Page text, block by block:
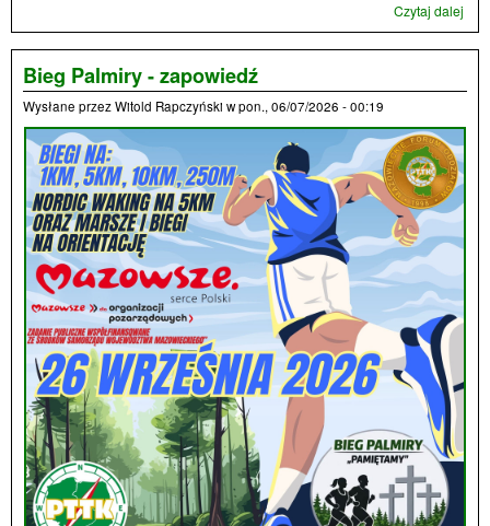
Czytaj dalej
Bieg Palmiry - zapowiedź
Wysłane przezWitold Rapczyński wpon., 06/07/2026 - 00:19